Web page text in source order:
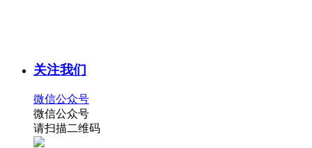
关注我们
微信公众号
微信公众号
请扫描二维码